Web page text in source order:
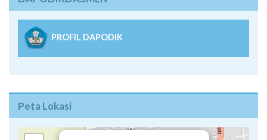
DAPODIKDASMEN
PROFIL DAPODIK
Peta Lokasi